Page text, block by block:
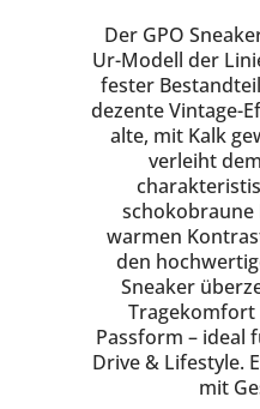
Der GPO
Ur-Modell der
fester
dezente Vintage-
alte, mit Kalk
verleiht
schokobraune
warmen
den
Sneaker
Tragekomfort
Passform – ideal
Drive & Lifestyle.
mit